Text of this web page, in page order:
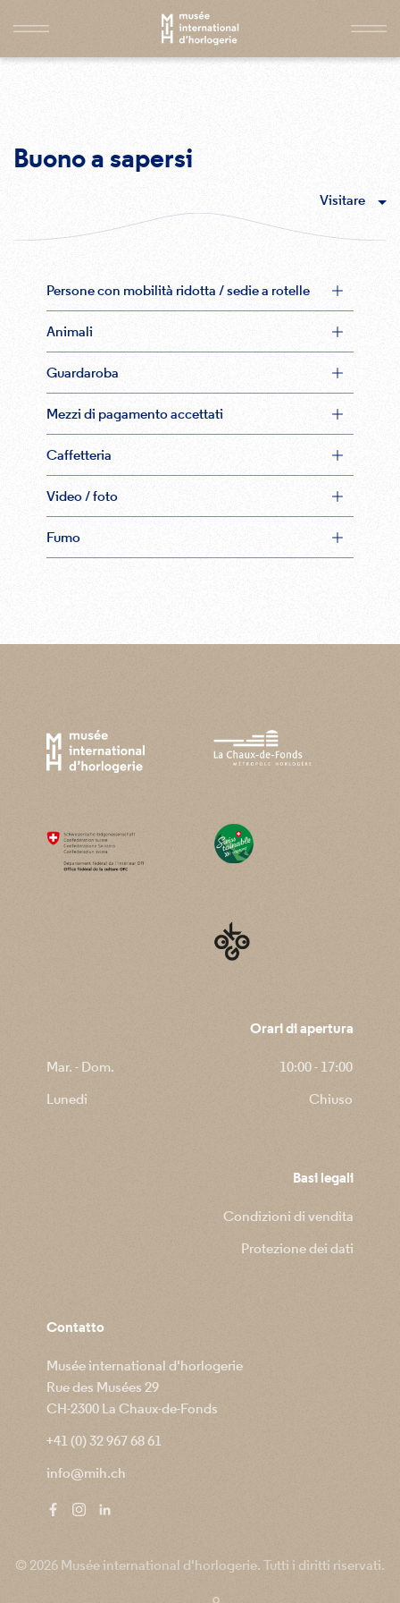
Buono a sapersi
Visitare
Persone con mobilità ridotta / sedie a rotelle
Animali
Guardaroba
Mezzi di pagamento accettati
Caffetteria
Video / foto
Fumo
Orari di apertura
Mar. - Dom.
10:00 - 17:00
Lunedi
Chiuso
Basi legali
Condizioni di vendita
Protezione dei dati
Contatto
Musée international d'horlogerie
Rue des Musées 29
CH-2300 La Chaux-de-Fonds
+41 (0) 32 967 68 61
info@mih.ch
© 2026 Musée international d'horlogerie. Tutti i diritti riservati.